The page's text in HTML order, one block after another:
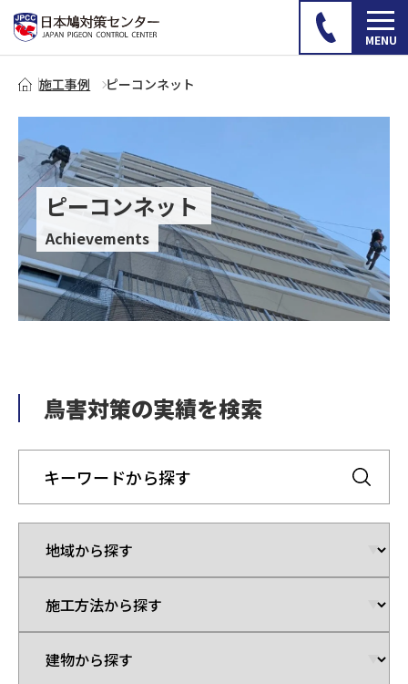
施工事例 ピーコンネット
ピーコンネット
Achievements
鳥害対策の実績を検索